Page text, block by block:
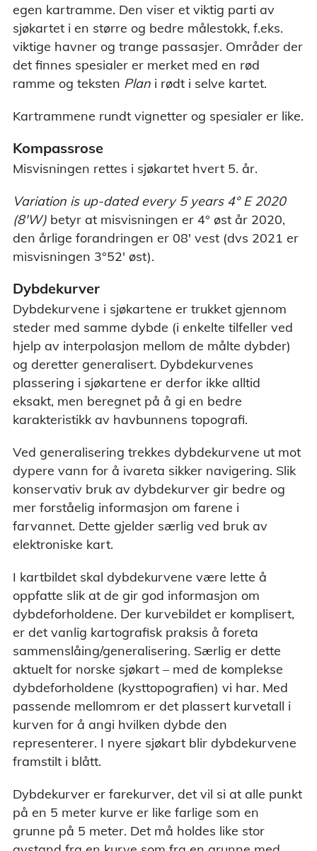
egen kartramme. Den viser et viktig parti av
sjøkartet i en større og bedre målestokk, f.eks.
viktige havner og trange passasjer. Områder der
det finnes spesialer er merket med en rød
ramme og teksten Plan i rødt i selve kartet.
Kartrammene rundt vignetter og spesialer er like.
Kompassrose
Misvisningen rettes i sjøkartet hvert 5. år.
Variation is up-dated every 5 years 4° E 2020
(8'W) betyr at misvisningen er 4° øst år 2020,
den årlige forandringen er 08' vest (dvs 2021 er
misvisningen 3°52' øst).
Dybdekurver
Dybdekurvene i sjøkartene er trukket gjennom
steder med samme dybde (i enkelte tilfeller ved
hjelp av interpolasjon mellom de målte dybder)
og deretter generalisert. Dybdekurvenes
plassering i sjøkartene er derfor ikke alltid
eksakt, men beregnet på å gi en bedre
karakteristikk av havbunnens topografi.
Ved generalisering trekkes dybdekurvene ut mot
dypere vann for å ivareta sikker navigering. Slik
konservativ bruk av dybdekurver gir bedre og
mer forståelig informasjon om farene i
farvannet. Dette gjelder særlig ved bruk av
elektroniske kart.
I kartbildet skal dybdekurvene være lette å
oppfatte slik at de gir god informasjon om
dybdeforholdene. Der kurvebildet er komplisert,
er det vanlig kartografisk praksis å foreta
sammenslåing/generalisering. Særlig er dette
aktuelt for norske sjøkart – med de komplekse
dybdeforholdene (kysttopografien) vi har. Med
passende mellomrom er det plassert kurvetall i
kurven for å angi hvilken dybde den
representerer. I nyere sjøkart blir dybdekurvene
framstilt i blått.
Dybdekurver er farekurver, det vil si at alle punkt
på en 5 meter kurve er like farlige som en
grunne på 5 meter. Det må holdes like stor